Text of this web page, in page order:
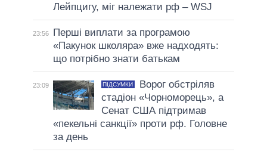
Лейпцигу, міг належати рф – WSJ
23:56
Перші виплати за програмою
«Пакунок школяра» вже надходять:
що потрібно знати батькам
23:09 ПІДСУМКИ
Ворог обстріляв
стадіон «Чорноморець», а
Сенат США підтримав
«пекельні санкції» проти рф. Головне
за день